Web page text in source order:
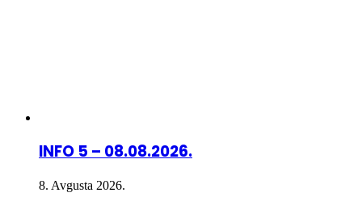
INFO 5 – 08.08.2026.
8. Avgusta 2026.